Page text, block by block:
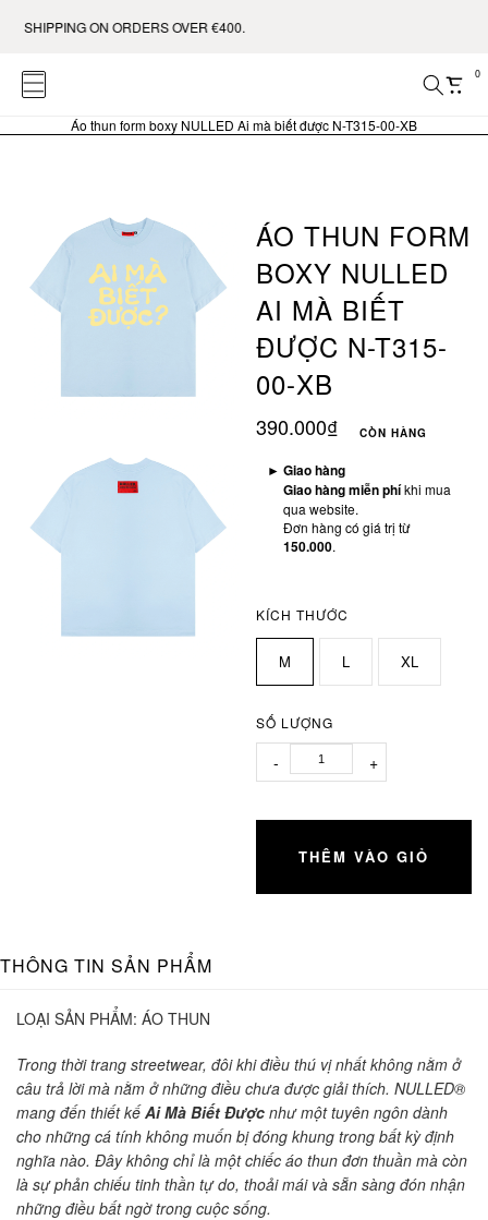
ON ORDERS OVER €400.
0
Áo thun form boxy NULLED Ai mà biết được N-T315-00-XB
ÁO THUN FORM
BOXY NULLED
AI MÀ BIẾT
ĐƯỢC N-T315-
00-XB
390.000₫ CÒN HÀNG
► Giao hàng
Giao hàng miễn phíkhi mua
qua website.
Đơn hàng có giá trị từ
150.000.
KÍCH THƯỚC
M L XL
SỐ LƯỢNG
- +
THÊM VÀO GIỎ
THÔNG TIN SẢN PHẨM
LOẠI SẢN PHẨM: ÁO THUN
Trong thời trang streetwear, đôi khi điều thú vị nhất không nằm ở
câu trả lời mà nằm ở những điều chưa được giải thích. NULLED®
mang đến thiết kếAi Mà Biết Được như một tuyên ngôn dành
cho những cá tính không muốn bị đóng khung trong bất kỳ định
nghĩa nào. Đây không chỉ là một chiếc áo thun đơn thuần mà còn
là sự phản chiếu tinh thần tự do, thoải mái và sẵn sàng đón nhận
những điều bất ngờ trong cuộc sống.